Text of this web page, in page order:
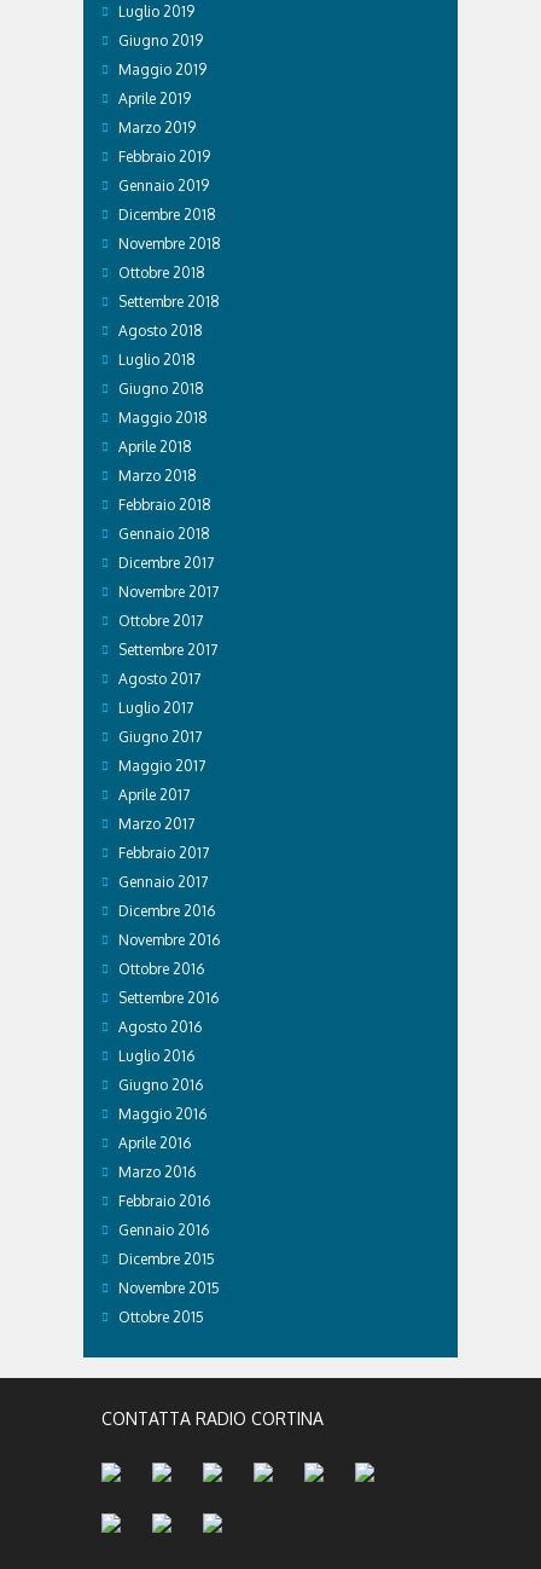
Luglio 2019
Giugno 2019
Maggio 2019
Aprile 2019
Marzo 2019
Febbraio 2019
Gennaio 2019
Dicembre 2018
Novembre 2018
Ottobre 2018
Settembre 2018
Agosto 2018
Luglio 2018
Giugno 2018
Maggio 2018
Aprile 2018
Marzo 2018
Febbraio 2018
Gennaio 2018
Dicembre 2017
Novembre 2017
Ottobre 2017
Settembre 2017
Agosto 2017
Luglio 2017
Giugno 2017
Maggio 2017
Aprile 2017
Marzo 2017
Febbraio 2017
Gennaio 2017
Dicembre 2016
Novembre 2016
Ottobre 2016
Settembre 2016
Agosto 2016
Luglio 2016
Giugno 2016
Maggio 2016
Aprile 2016
Marzo 2016
Febbraio 2016
Gennaio 2016
Dicembre 2015
Novembre 2015
Ottobre 2015
CONTATTA RADIO CORTINA